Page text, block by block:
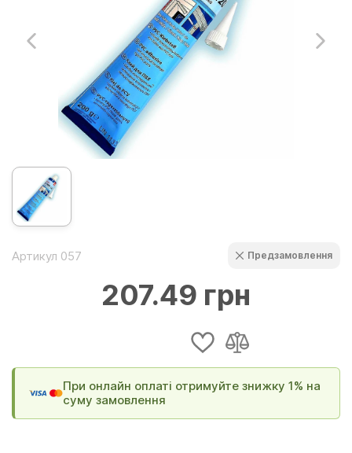
Артикул 057 Предзамовлення
207.49 грн
При онлайн оплаті отримуйте знижку 1% на
суму замовлення